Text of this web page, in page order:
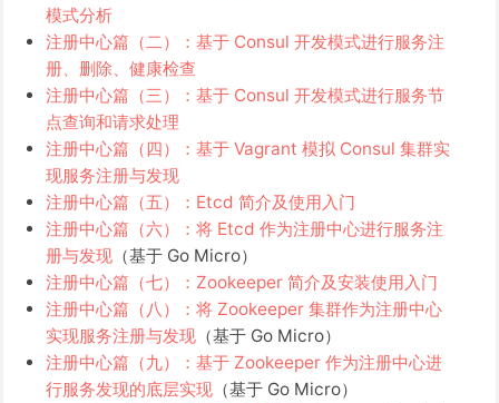
模式分析
注册中心篇（二）：基于 Consul 开发模式进行服务注
册、删除、健康检查
注册中心篇（三）：基于 Consul 开发模式进行服务节
点查询和请求处理
注册中心篇（四）：基于 Vagrant 模拟 Consul 集群实
现服务注册与发现
注册中心篇（五）：Etcd 简介及使用入门
注册中心篇（六）：将 Etcd 作为注册中心进行服务注
册与发现（基于 Go Micro）
注册中心篇（七）：Zookeeper 简介及安装使用入门
注册中心篇（八）：将 Zookeeper 集群作为注册中心
实现服务注册与发现（基于 Go Micro）
注册中心篇（九）：基于 Zookeeper 作为注册中心进
行服务发现的底层实现（基于 Go Micro）